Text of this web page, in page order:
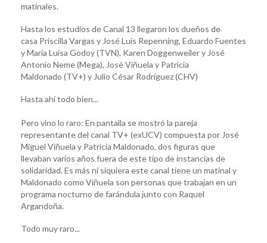
matinales.
Hasta los estudios de Canal 13 llegaron los dueños de
casa Priscilla Vargas y José Luis Repenning, Eduardo Fuentes
y María Luisa Godoy (TVN), Karen Doggenweiler y José
Antonio Neme (Mega), José Viñuela y Patricia
Maldonado (TV+) y Julio César Rodríguez (CHV)
Hasta ahí todo bien...
Pero vino lo raro: En pantalla se mostró la pareja
representante del canal TV+ (exUCV) compuesta por José
Miguel Viñuela y Patricia Maldonado, dos figuras que
llevaban varios años fuera de este tipo de instancias de
solidaridad. Es más ni siquiera este canal tiene un matinal y
Maldonado como Viñuela son personas que trabajan en un
programa nocturno de farándula junto con Raquel
Argandoña.
Todo muy raro...